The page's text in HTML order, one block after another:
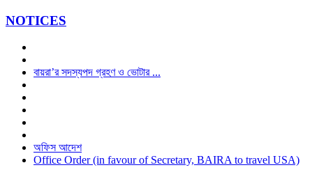
NOTICES
বায়রা’র সদস্যপদ গ্রহণ ও ভোটার ...
অফিস আদেশ
Office Order (in favour of Secretary, BAIRA to travel USA)